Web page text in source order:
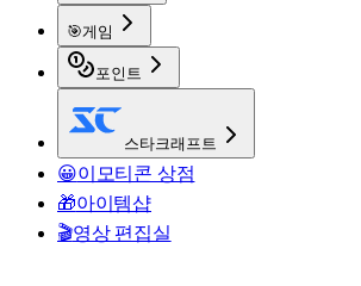
🎯게임
포인트
스타크래프트
😀이모티콘 상점
🎁아이템샵
🎬영상 편집실